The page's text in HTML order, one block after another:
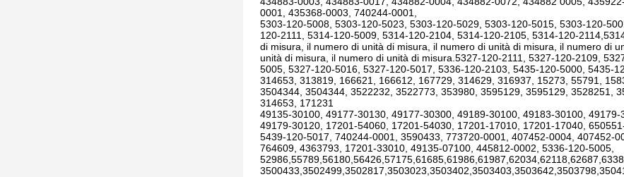
0001, 435368-0003, 740244-0001,
5303-120-5008, 5303-120-5023, 5303-120-5029, 5303-120-5015, 5303-120-
120-2111, 5314-120-5009, 5314-120-2104, 5314-120-2105, 5314-120-
di misura, il numero di unità di misura, il numero di unità di misura, il numero di
unità di misura, il numero di unità di misura.5327-120-2111, 5327-120-2109,
5005, 5327-120-5016, 5327-120-5017, 5336-120-2103, 5435-120-5000, 5435-
314653, 313819, 166621, 166612, 167729, 314629, 316937, 15273, 55791,
3504344, 3504344, 3522232, 3522773, 353980, 3595129, 3595129, 3528251,
314653, 171231
49135-30100, 49177-30130, 49177-30300, 49189-30100, 49183-30100, 49179-
49179-30120, 17201-54060, 17201-54030, 17201-17010, 17201-17040,
5439-120-5017, 740244-0001, 3590433, 773720-0001, 407452-0004, 407452-
764609, 4363793, 17201-33010, 49135-07100, 445812-0002, 5336-120-5005,